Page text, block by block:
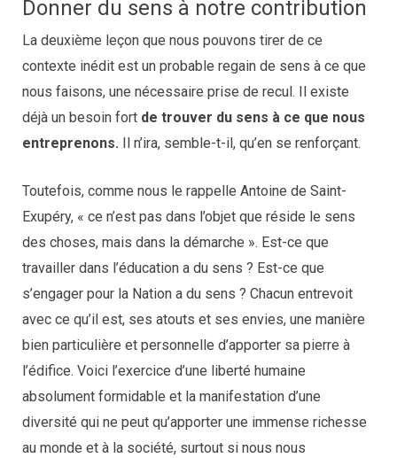
Donner du sens à notre contribution
La deuxième leçon que nous pouvons tirer de ce
contexte inédit est un probable regain de sens à ce que
nous faisons, une nécessaire prise de recul. Il existe
déjà un besoin fort de trouver du sens à ce que nous
entreprenons. Il n’ira, semble-t-il, qu’en se renforçant.
Toutefois, comme nous le rappelle Antoine de Saint-
Exupéry, « ce n’est pas dans l’objet que réside le sens
des choses, mais dans la démarche ». Est-ce que
travailler dans l’éducation a du sens ? Est-ce que
s’engager pour la Nation a du sens ? Chacun entrevoit
avec ce qu’il est, ses atouts et ses envies, une manière
bien particulière et personnelle d’apporter sa pierre à
l’édifice. Voici l’exercice d’une liberté humaine
absolument formidable et la manifestation d’une
diversité qui ne peut qu’apporter une immense richesse
au monde et à la société, surtout si nous nous